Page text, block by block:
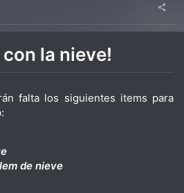
la nieve!
falta los siguientes items para
de nieve